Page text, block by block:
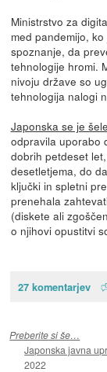
Ministrstvo za
med pandemijo,
spoznanje, da
tehnologije hromi.
nivoju države so
tehnologija nalogi
Japonska se je
odpravila uporabo
dobrih petdeset
desetletjema, do
ključki in spletni
prenehala
(diskete ali
o njihovi opustitvi
27 komentarjev
Preberite si še…
Japonska javna
2022